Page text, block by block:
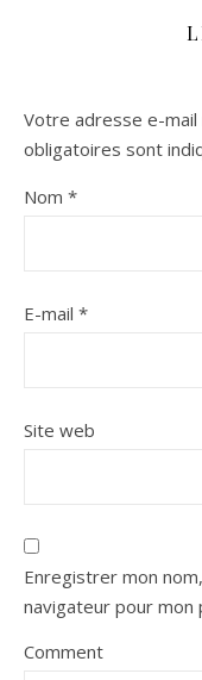
Votre adresse e-mail
obligatoires sont
Nom *
E-mail *
Site web
Enregistrer mon
navigateur pour mon
Comment